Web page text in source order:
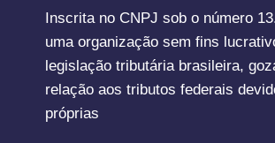
Inscrita no CNPJ sob o número
uma organização sem fins
legislação tributária brasileira,
relação aos tributos federais
próprias